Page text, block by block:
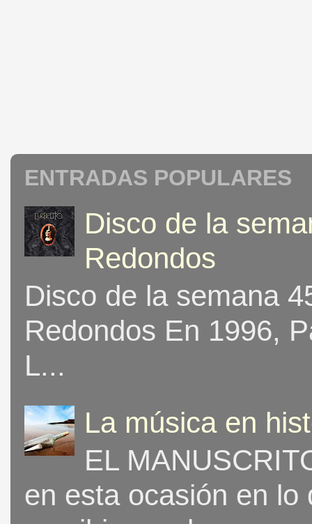
ENTRADAS POPULARES
Disco de la
Redondos
Disco de la semana
Redondos En 1996,
L...
La música en
EL
en esta ocasión en